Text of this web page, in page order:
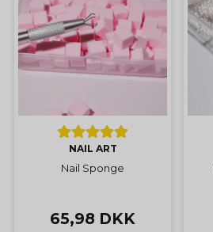
NAIL ART
Nail Sponge
65,98 DKK